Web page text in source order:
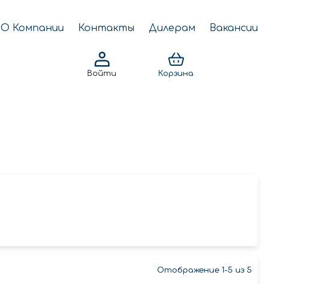
О Компании Контакты Дилерам Вакансии
Войти Корзина
Отображение 1-5 из 5